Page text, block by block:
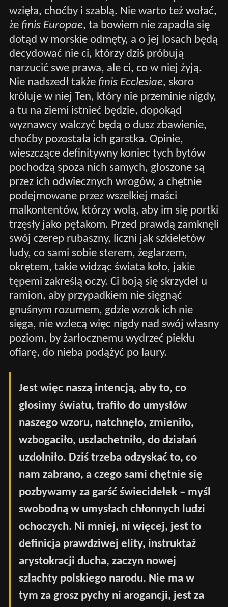
wzięła, choćby i szablą. Nie warto też wołać,
że finis Europae, ta bowiem nie zapadła się
dotąd w morskie odmęty, a o jej losach będą
decydować nie ci, którzy dziś próbują
narzucić swe prawa, ale ci, co w niej żyją.
Nie nadszedł także finis Ecclesiae, skoro
króluje w niej Ten, który nie przeminie nigdy,
a tu na ziemi istnieć będzie, dopokąd
wyznawcy walczyć będą o dusz zbawienie,
choćby pozostała ich garstka. Opinie,
wieszczące definitywny koniec tych bytów
pochodzą spoza nich samych, głoszone są
przez ich odwiecznych wrogów, a chętnie
podejmowane przez wszelkiej maści
malkontentów, którzy wolą, aby im się portki
trzęsły jako pętakom. Przed prawdą zamknęli
swój czerep rubaszny, liczni jak szkieletów
ludy, co sami sobie sterem, żeglarzem,
okrętem, takie widząc świata koło, jakie
tępemi zakreślą oczy. Ci boją się skrzydeł u
ramion, aby przypadkiem nie sięgnąć
gnuśnym rozumem, gdzie wzrok ich nie
sięga, nie wzlecą więc nigdy nad swój własny
poziom, by żarłocznemu wydrzeć piekłu
ofiarę, do nieba podążyć po laury.
Jest więc naszą intencją, aby to, co
głosimy światu, trafiło do umysłów
naszego wzoru, natchnęło, zmieniło,
wzbogaciło, uszlachetniło, do działań
uzdolniło. Dziś trzeba odzyskać to, co
nam zabrano, a czego sami chętnie się
pozbywamy za garść świecidełek – myśl
swobodną w umysłach chłonnych ludzi
ochoczych. Ni mniej, ni więcej, jest to
definicja prawdziwej elity, instruktaż
arystokracji ducha, zaczyn nowej
szlachty polskiego narodu. Nie ma w
tym za grosz pychy ni arogancji, jest za